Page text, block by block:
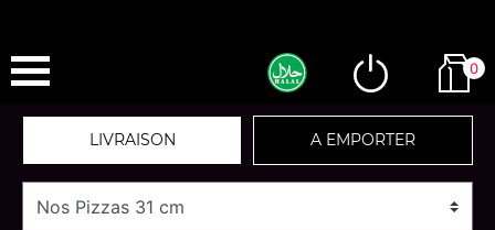
0
LIVRAISON A EMPORTER